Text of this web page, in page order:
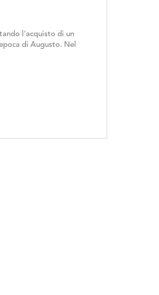
l'acquisto di un
di Augusto. Nel